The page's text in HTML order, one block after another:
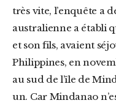
très vite, l’enquête a
australienne a établi
et son fils, avaient
Philippines, en
au sud de l’île de
un. Car Mindanao